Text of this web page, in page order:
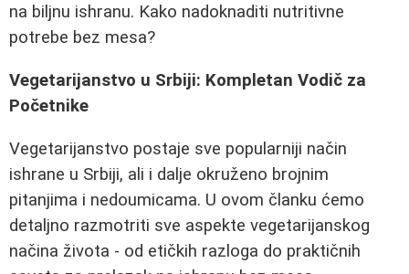
na biljnu ishranu. Kako nadoknaditi nutritivne
potrebe bez mesa?
Vegetarijanstvo u Srbiji: Kompletan Vodič za
Početnike
Vegetarijanstvo postaje sve popularniji način
ishrane u Srbiji, ali i dalje okruženo brojnim
pitanjima i nedoumicama. U ovom članku ćemo
detaljno razmotriti sve aspekte vegetarijanskog
načina života - od etičkih razloga do praktičnih